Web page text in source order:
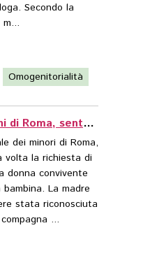
Secondo la
Omogenitorialità
Tribunale per i minorenni di Roma, sentenza del 30 luglio 2014
dei minori di Roma,
volta la richiesta di
donna convivente
La madre
stata riconosciuta
...